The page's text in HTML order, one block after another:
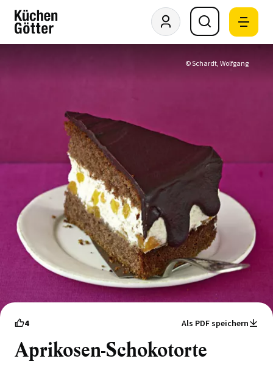
© Schardt, Wolfgang
4 Als PDF speichern
Aprikosen-Schokotorte